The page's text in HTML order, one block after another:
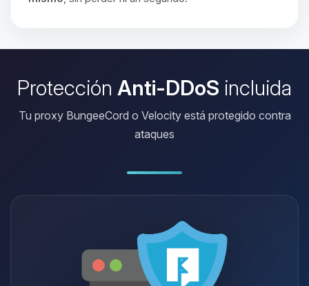
Protección Anti-DDoS incluida
Tu proxy BungeeCord o Velocity está protegido contra
ataques